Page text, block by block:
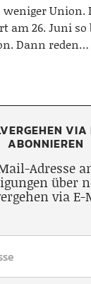
weniger Union.
am 26. Juni so
Dann reden…
ABONNIEREN
Adresse
über
via